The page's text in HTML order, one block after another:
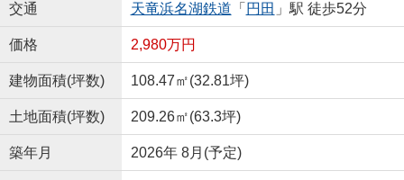
交通 天竜浜名湖鉄道 「 円田 」駅 徒歩52分
価格 2,980万円
建物面積(坪数) 108.47㎡(32.81坪)
土地面積(坪数) 209.26㎡(63.3坪)
築年月 2026年 8月(予定)